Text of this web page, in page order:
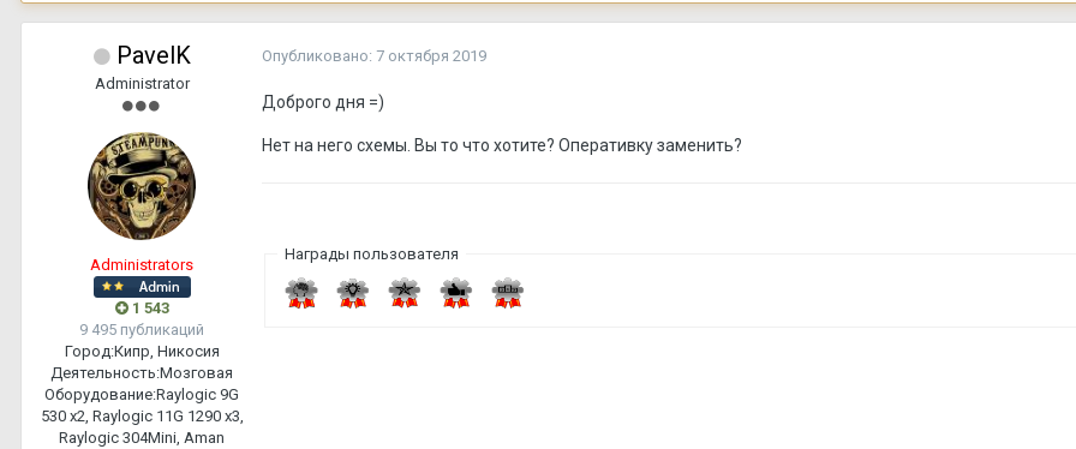
PavelK
Administrator
Administrators
1 543
9 495 публикаций
Город:Кипр, Никосия
Деятельность:Мозговая
Оборудование:Raylogic 9G
530 х2, Raylogic 11G 1290 х3,
Raylogic 304Mini, Aman
Опубликовано: 7 октября 2019
Доброго дня =)
Нет на него схемы. Вы то что хотите? Оперативку заменить?
Награды пользователя